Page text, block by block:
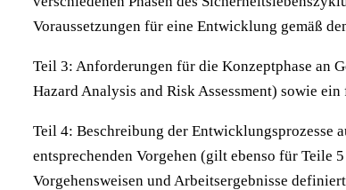
Voraussetzungen für eine Entwicklung gemäß
Teil 3: Anforderungen für die Konzeptphase an
Hazard Analysis and Risk Assessment) sowie
Teil 4: Beschreibung der Entwicklungsprozesse
entsprechenden Vorgehen (gilt ebenso für Teile
Vorgehensweisen und Arbeitsergebnisse